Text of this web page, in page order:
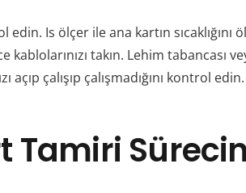
edin. Is ölçer ile ana kartın
takın. Lehim tabancası
açıp çalışıp çalışmadığını kontrol
Tamiri